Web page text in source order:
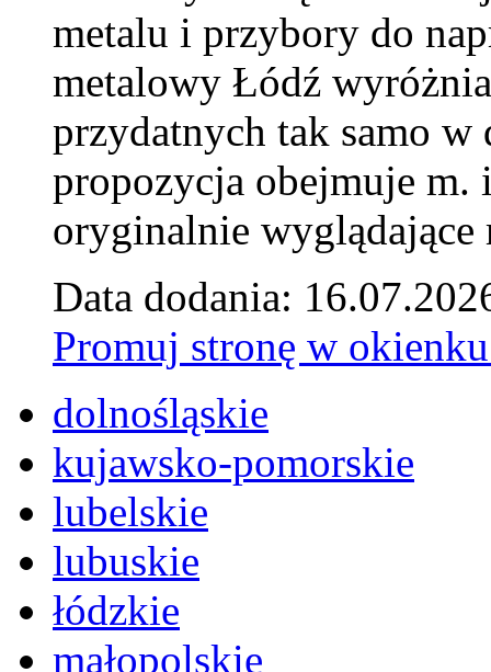
metalu i przybory do
metalowy Łódź
przydatnych tak samo w
propozycja obejmuje m.
oryginalnie wyglądające
Data dodania:
Promuj stronę w
dolnośląskie
kujawsko-pomorskie
lubelskie
lubuskie
łódzkie
małopolskie